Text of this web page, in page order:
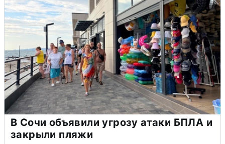
В Сочи объявили угрозу атаки БПЛА и
закрыли пляжи